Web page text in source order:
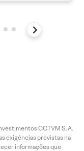
CCTVM S.A.
exigências previstas na
informações que